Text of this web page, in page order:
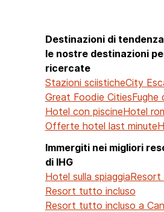
Destinazioni di
le nostre destinazioni
ricercate
Stazioni sciisticheCity
Great Foodie CitiesFughe
Hotel con piscineHotel
Offerte hotel last minute
Immergiti nei migliori
di IHG
Hotel sulla spiaggiaResort
Resort tutto incluso
Resort tutto incluso a